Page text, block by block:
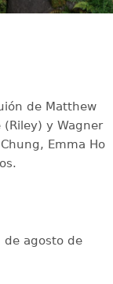
de Matthew
(Riley) y Wagner
Emma Ho
de agosto de